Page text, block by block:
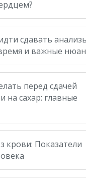
сдавать
и важные
перед сдачей
на сахар: главные
крови: Показатели